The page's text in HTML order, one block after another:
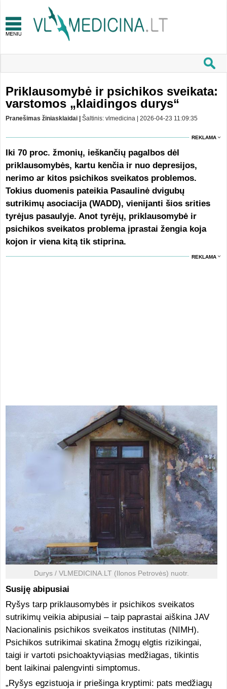
Priklausomybė ir psichikos sveikata:
varstomos „klaidingos durys“
Pranešimas žiniasklaidai | Šaltinis: vlmedicina | 2026-04-23 11:09:35
REKLAMA
Iki 70 proc. žmonių, ieškančių pagalbos dėl
priklausomybės, kartu kenčia ir nuo depresijos,
nerimo ar kitos psichikos sveikatos problemos.
Tokius duomenis pateikia Pasaulinė dvigubų
sutrikimų asociacija (WADD), vienijanti šios srities
tyrėjus pasaulyje. Anot tyrėjų, priklausomybė ir
psichikos sveikatos problema įprastai žengia koja
kojon ir viena kitą tik stiprina.
REKLAMA
Durys / VLMEDICINA.LT (Ilonos Petrovės) nuotr.
Susiję abipusiai
Ryšys tarp priklausomybės ir psichikos sveikatos
sutrikimų veikia abipusiai – taip paprastai aiškina JAV
Nacionalinis psichikos sveikatos institutas (NIMH).
Psichikos sutrikimai skatina žmogų elgtis rizikingai,
taigi ir vartoti psichoaktyviąsias medžiagas, tikintis
bent laikinai palengvinti simptomus.
„Ryšys egzistuoja ir priešinga kryptimi: pats medžiagų